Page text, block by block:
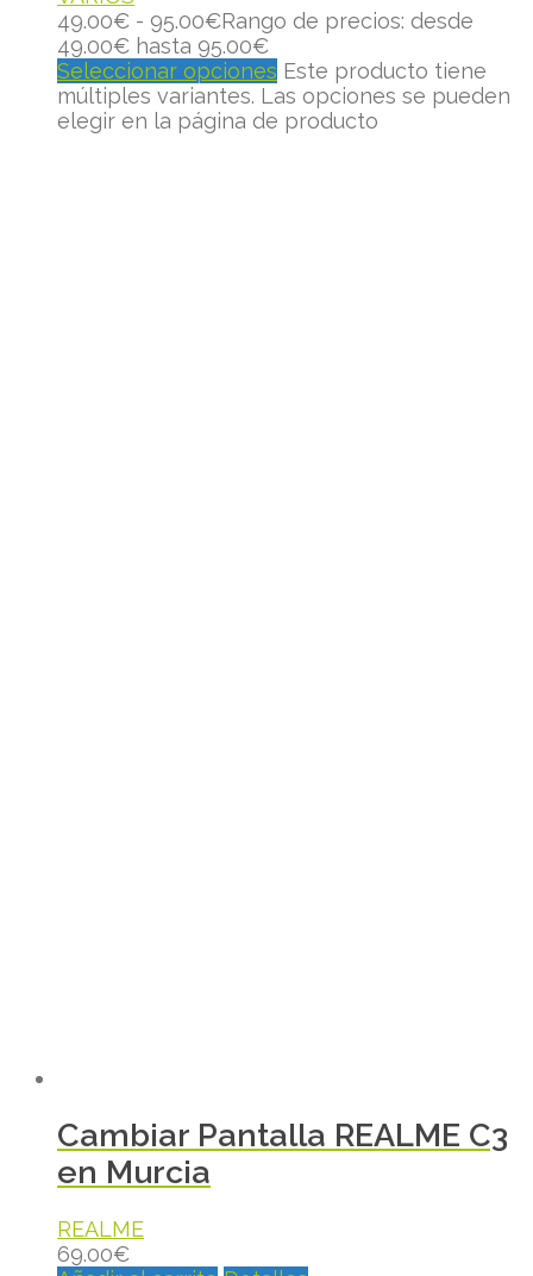
49.00€ - 95.00€Rango de precios: desde
49.00€ hasta 95.00€
Seleccionar opciones Este producto tiene
múltiples variantes. Las opciones se pueden
elegir en la página de producto
Cambiar Pantalla REALME C3
en Murcia
REALME
69.00€